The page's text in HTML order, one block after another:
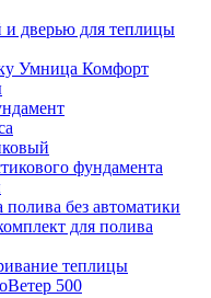
и дверью для теплицы
Умница Комфорт
фундамента
полива без автоматики
для полива
теплицы
500